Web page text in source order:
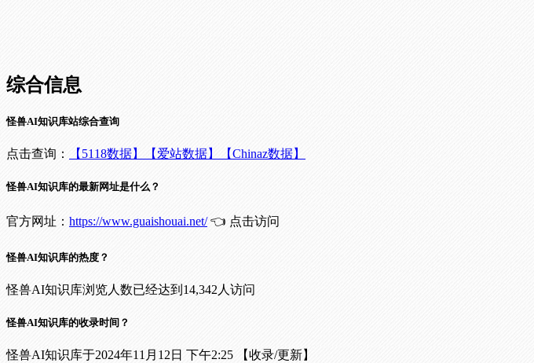
综合信息
怪兽AI知识库站综合查询
点击查询： 【5118数据】 【爱站数据】 【Chinaz数据】
怪兽AI知识库的最新网址是什么？
官方网址： https://www.guaishouai.net/👈 点击访问
怪兽AI知识库的热度？
怪兽AI知识库浏览人数已经达到14,342人访问
怪兽AI知识库的收录时间？
怪兽AI知识库于2024年11月12日 下午2:25 【收录/更新】